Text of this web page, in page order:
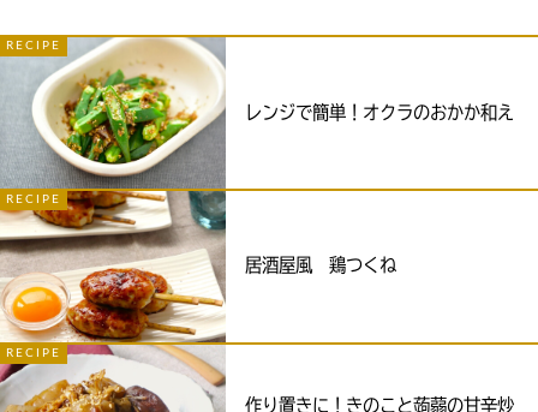
RECIPE
レンジで簡単！オクラのおかか和え
RECIPE
居酒屋風 鶏つくね
RECIPE
作り置きに！きのこと蒟蒻の甘辛炒